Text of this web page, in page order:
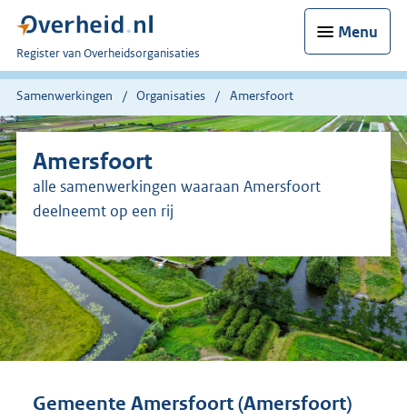
Menu
U
bent
nu
Register van Overheidsorganisaties
Samenwerkingen Organisaties Amersfoort
Amersfoort
alle samenwerkingen waaraan Amersfoort
deelneemt op een rij
Gemeente Amersfoort (Amersfoort)